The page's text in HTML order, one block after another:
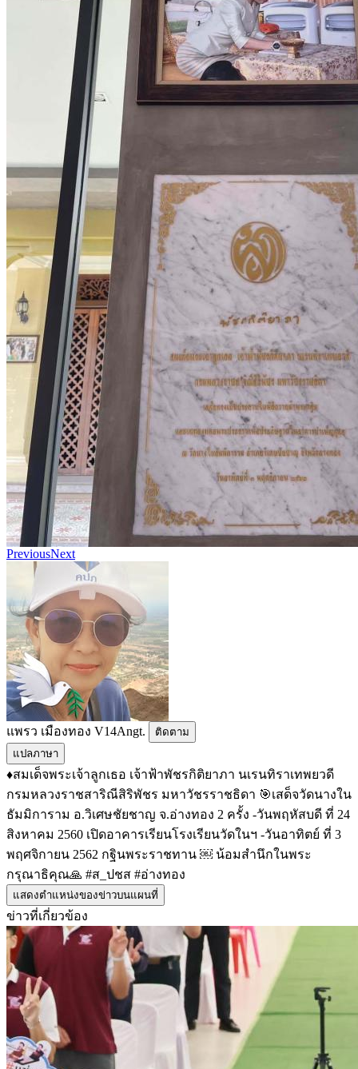
PreviousNext
แพรว เมืองทอง V14Angt.
ติดตาม
แปลภาษา
♦️สมเด็จพระเจ้าลูกเธอ เจ้าฟ้าพัชรกิติยาภา นเรนทิราเทพยวดี
กรมหลวงราชสาริณีสิริพัชร มหาวัชรราชธิดา 🎯เสด็จวัดนางใน
ธัมมิการาม อ.วิเศษชัยชาญ จ.อ่างทอง 2 ครั้ง -วันพฤหัสบดี ที่ 24
สิงหาคม 2560 เปิดอาคารเรียนโรงเรียนวัดในฯ -วันอาทิตย์ ที่ 3
พฤศจิกายน 2562 กฐินพระราชทาน ￼ น้อมสำนึกในพระ
กรุณาธิคุณ🙏 #ส_ปชส #อ่างทอง
แสดงตำแหน่งของข่าวบนแผนที่
ข่าวที่เกี่ยวข้อง